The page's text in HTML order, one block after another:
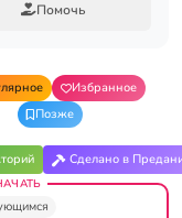
Помочь
Избранное
Позже
Сделано в